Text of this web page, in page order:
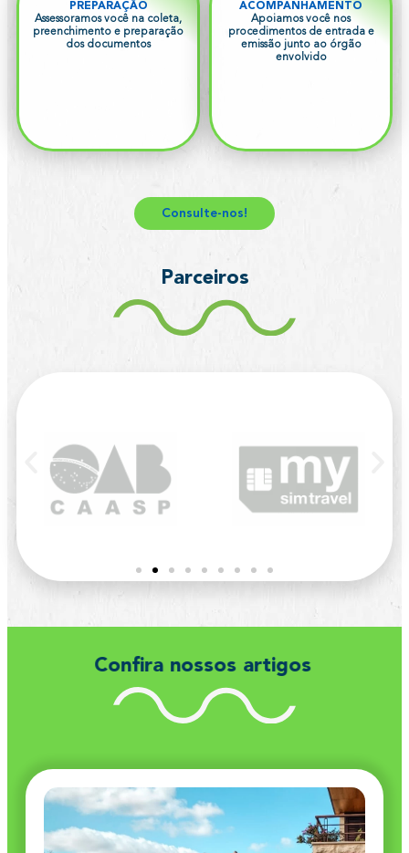
PREPARAÇÃO
Assessoramos você na coleta,
preenchimento e preparação
dos documentos
ACOMPANHAMENTO
Apoiamos você nos
procedimentos de entrada e
emissão junto ao órgão
envolvido
Consulte-nos!
Parceiros
Confira nossos artigos